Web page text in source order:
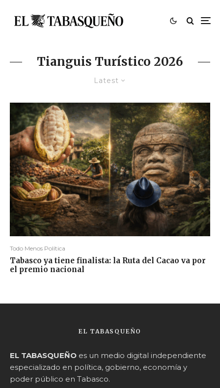
Tianguis Turístico 2026
Latest
Todo Menos Política
Tabasco ya tiene finalista: la Ruta del Cacao va por
el premio nacional
EL TABASQUEÑO
EL TABASQUEÑO es un medio digital independiente
especializado en política, gobierno, economía y
poder público en Tabasco.